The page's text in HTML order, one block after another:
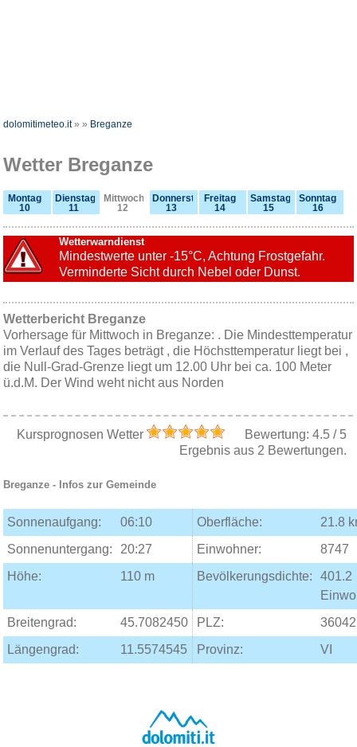
dolomitimeteo.it»» Breganze
Wetter Breganze
Montag
10
Dienstag
11
Mittwoch
12
Donnerstag
13
Freitag
14
Samstag
15
Sonntag
16
Wetterwarndienst
Mindestwerte unter -15°C, Achtung Frostgefahr.
Verminderte Sicht durch Nebel oder Dunst.
Wetterbericht Breganze
Vorhersage für Mittwoch in Breganze: . Die Mindesttemperatur
im Verlauf des Tages beträgt , die Höchsttemperatur liegt bei ,
die Null-Grad-Grenze liegt um 12.00 Uhr bei ca. 100 Meter
ü.d.M. Der Wind weht nicht aus Norden
Kursprognosen Wetter Bewertung: 4.5/ 5
Ergebnis aus 2 Bewertungen.
Breganze - Infos zur Gemeinde
Sonnenaufgang: 06:10 Oberfläche:
21.8
Sonnenuntergang:
20:27 Einwohner:
8747
Höhe:
110 m Bevölkerungsdichte:
401.2
Breitengrad:
45.7082450 PLZ:
36042
Längengrad:
11.5574545 Provinz: VI